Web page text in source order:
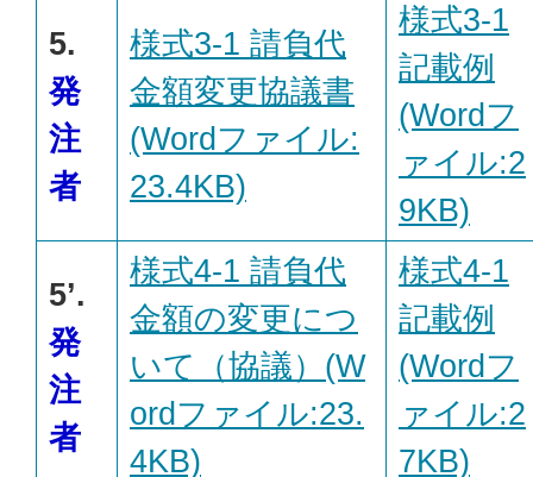
5.
発
注
者
様式3-1 請負代
金額変更協議書
(Wordファイル:
23.4KB)
様式3-1
記載例
(Wordフ
ァイル:2
9KB)
5’.
発
注
者
様式4-1 請負代
金額の変更につ
いて（協議）(W
ordファイル:23.
4KB)
様式4-1
記載例
(Wordフ
ァイル:2
7KB)